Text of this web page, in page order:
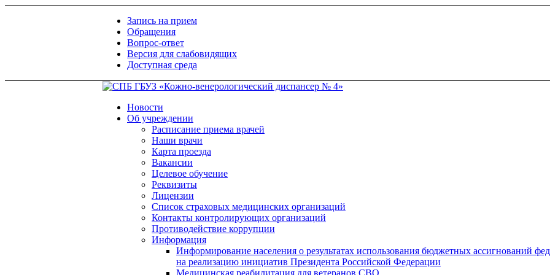
Запись на прием
Обращения
Вопрос-ответ
Версия для слабовидящих
Доступная среда
Новости
Об учреждении
Расписание приема врачей
Наши врачи
Карта проезда
Вакансии
Целевое обучение
Реквизиты
Лицензии
Список страховых медицинских организаций
Контакты контролирующих организаций
Противодействие коррупции
Информация
Информирование населения о результатах использования бюджетных ассигнований
на реализацию инициатив Президента Российской Федерации
Медицинская реабилитация для ветеранов СВО.